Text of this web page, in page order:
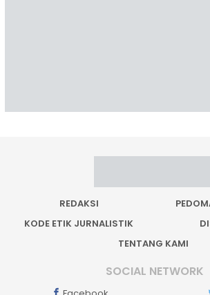
REDAKSI
KODE ETIK JURNALISTIK
TENTANG KAMI
SOCIAL NETWORK